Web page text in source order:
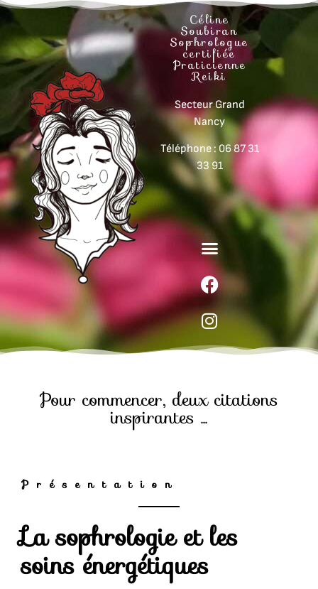
Céline
Soubiran
Sophrologue
certifiée
Praticienne
Reiki
Secteur Grand
Nancy
Téléphone : 06 87 31
33 91
Pour commencer, deux citations
inspirantes ...
Présentation
La sophrologie et les
soins énergétiques